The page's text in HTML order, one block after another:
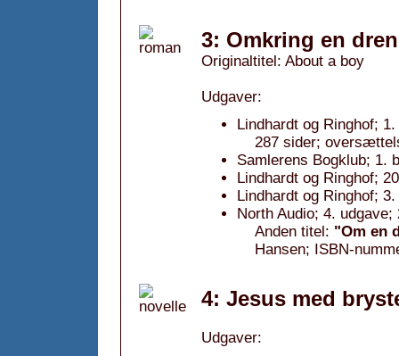
3: Omkring en
Originaltitel: About a boy
Udgaver:
Lindhardt og Ringhof;
287 sider;
Samlerens Bogklub; 1.
Lindhardt og Ringhof;
Lindhardt og Ringhof;
North Audio; 4. udgave;
Anden titel: "Om en
Hansen; ISBN-
4: Jesus med
Udgaver: